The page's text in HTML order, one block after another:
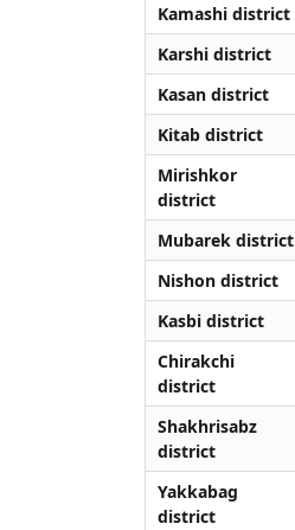
Kamashi district
Karshi district
Kasan district
Kitab district
Mirishkor
district
Mubarek district
Nishon district
Kasbi district
Chirakchi
district
Shakhrisabz
district
Yakkabag
district